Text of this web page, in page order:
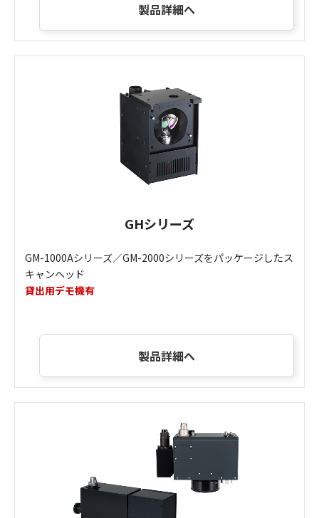
製品詳細へ
GHシリーズ
GM-1000Aシリーズ／GM-2000シリーズをパッケージしたス
キャンヘッド
貸出用デモ機有
製品詳細へ